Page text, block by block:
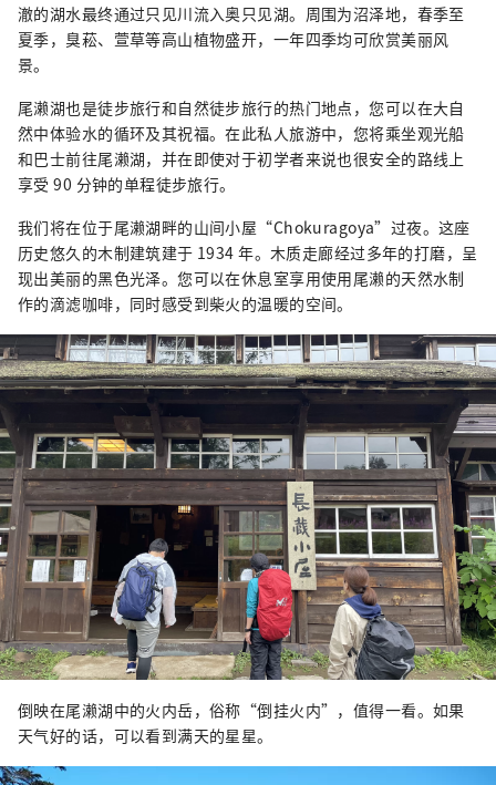
澈的湖水最终通过只见川流入奥只见湖。周围为沼泽地，春季至
夏季，臭菘、萱草等高山植物盛开，一年四季均可欣赏美丽风
景。
尾濑湖也是徒步旅行和自然徒步旅行的热门地点，您可以在大自
然中体验水的循环及其祝福。在此私人旅游中，您将乘坐观光船
和巴士前往尾濑湖，并在即使对于初学者来说也很安全的路线上
享受 90 分钟的单程徒步旅行。
我们将在位于尾濑湖畔的山间小屋“Chokuragoya”过夜。这座
历史悠久的木制建筑建于 1934 年。木质走廊经过多年的打磨，呈
现出美丽的黑色光泽。您可以在休息室享用使用尾濑的天然水制
作的滴滤咖啡，同时感受到柴火的温暖的空间。
倒映在尾濑湖中的火内岳，俗称“倒挂火内”，值得一看。如果
天气好的话，可以看到满天的星星。